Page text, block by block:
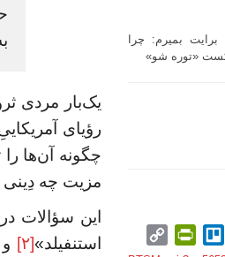
بمیرم: چرا
«توره شو»
Telegram
Trello
PrintFriendly
یک‌بار مردی
رؤیای
چگونه آن‌ها
مزیت چه دِینی
این سؤالات
استنفیلد»[۲]